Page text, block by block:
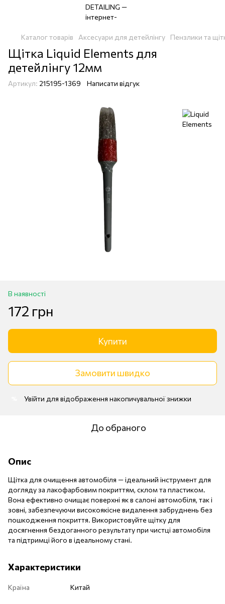
Каталог товарів Аксесуари для детейлінгу Пензлики та
Щітка Liquid Elements для
детейлінгу 12мм
Артикул: 215195-1369 Написати відгук
В наявності
172 грн
Купити
Замовити швидко
Увійти для відображення накопичувальної знижки
До обраного
Опис
Щітка для очищення автомобіля — ідеальний інструмент для
догляду за лакофарбовим покриттям, склом та пластиком.
Вона ефективно очищає поверхні як в салоні автомобіля, так і
зовні, забезпечуючи високоякісне видалення забруднень без
пошкодження покриття. Використовуйте щітку для
досягнення бездоганного результату при чистці автомобіля
та підтримці його в ідеальному стані.
Характеристики
Країна Китай